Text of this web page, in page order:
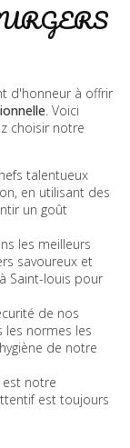
d'honneur à offrir
. Voici
choisir notre
talentueux
en utilisant des
un goût
les meilleurs
savoureux et
Saint-louis pour
de nos
les normes les
de notre
notre
est toujours